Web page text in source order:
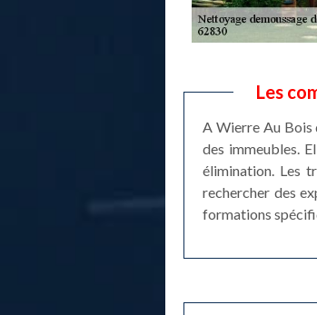
Les
A Wierre Au Bois
des immeubles.
élimination. Les
rechercher des
formations